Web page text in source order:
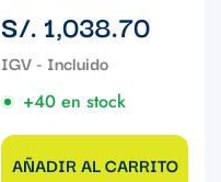
Precio
regular
S/. 1,038.70
+40 en stock
AÑADIR AL CARRITO